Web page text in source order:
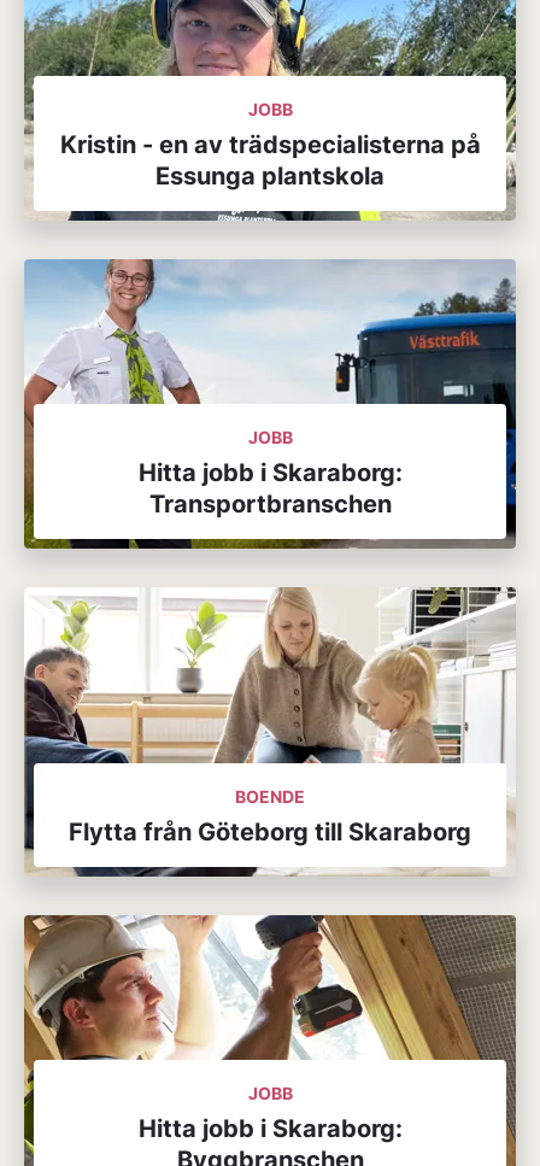
JOBB
Kristin - en av trädspecialisterna på
Essunga plantskola
JOBB
Hitta jobb i Skaraborg:
Transportbranschen
BOENDE
Flytta från Göteborg till Skaraborg
JOBB
Hitta jobb i Skaraborg:
Byggbranschen